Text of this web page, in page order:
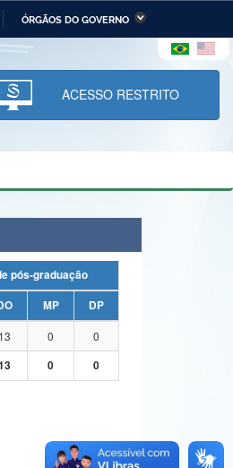
ÓRGÃOS DO GOVERNO
da Infraestrutura
da Ciência,
Inovações e
ACESSO RESTRITO
pós-graduação
MP
DP
13 0
0
0 0